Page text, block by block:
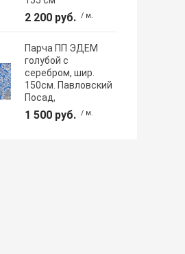
2 200 руб. / м.
Парча ПП ЭДЕМ
голубой с
серебром, шир.
150см. Павловский
Посад,
1 500 руб. / м.